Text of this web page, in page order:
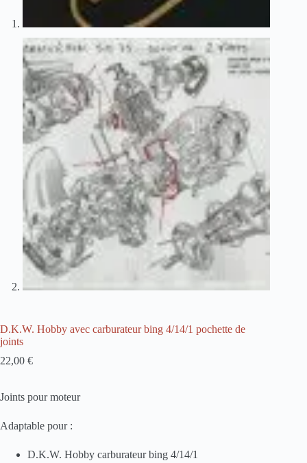
D.K.W. Hobby avec carburateur bing 4/14/1 pochette de
joints
22,00 €
Joints pour moteur
Adaptable pour :
D.K.W. Hobby carburateur bing 4/14/1